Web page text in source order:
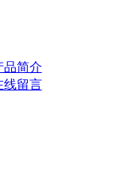
品简介
线留言